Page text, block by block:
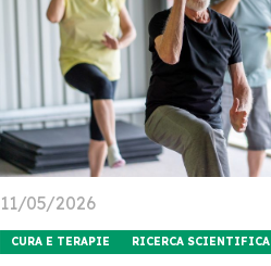
11/05/2026
CURA E TERAPIE RICERCA SCIENTIFICA